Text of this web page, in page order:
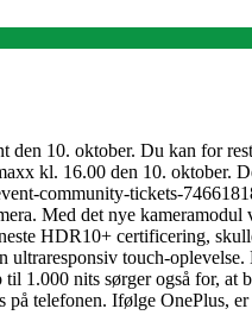
10. oktober. Du kan for
kl. 16.00 den 10. oktober.
community-tickets-
Med det nye
HDR10+ certificering,
touch-
1.000 nits sørger også for,
telefonen. Ifølge OnePlus,